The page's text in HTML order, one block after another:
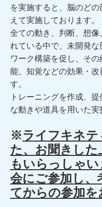
を実施すると、脳のど
えて実施しております。
全ての動き、判断、想
れている中で、未開発
ワーク構築を促し、そ
能、知覚などの効果・改
す。
トレーニングを作成、
な動きや道具を用いた実
※ライフキネ
た、お聞きし
もいらっしゃ
会にご参加し、
てからの参加を